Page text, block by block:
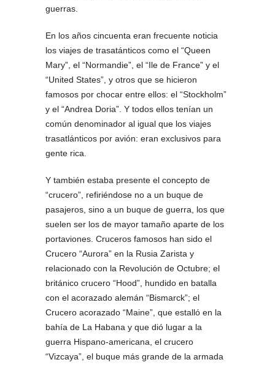
guerras.
En los años cincuenta eran frecuente noticia
los viajes de trasatánticos como el “Queen
Mary”, el “Normandie”, el “Ile de France” y el
“United States”, y otros que se hicieron
famosos por chocar entre ellos: el “Stockholm”
y el “Andrea Doria”. Y todos ellos tenían un
común denominador al igual que los viajes
trasatlánticos por avión: eran exclusivos para
gente rica.
Y también estaba presente el concepto de
“crucero”, refiriéndose no a un buque de
pasajeros, sino a un buque de guerra, los que
suelen ser los de mayor tamaño aparte de los
portaviones. Cruceros famosos han sido el
Crucero “Aurora” en la Rusia Zarista y
relacionado con la Revolución de Octubre; el
británico crucero “Hood”, hundido en batalla
con el acorazado alemán “Bismarck”; el
Crucero acorazado “Maine”, que estalló en la
bahía de La Habana y que dió lugar a la
guerra Hispano-americana, el crucero
“Vizcaya”, el buque más grande de la armada